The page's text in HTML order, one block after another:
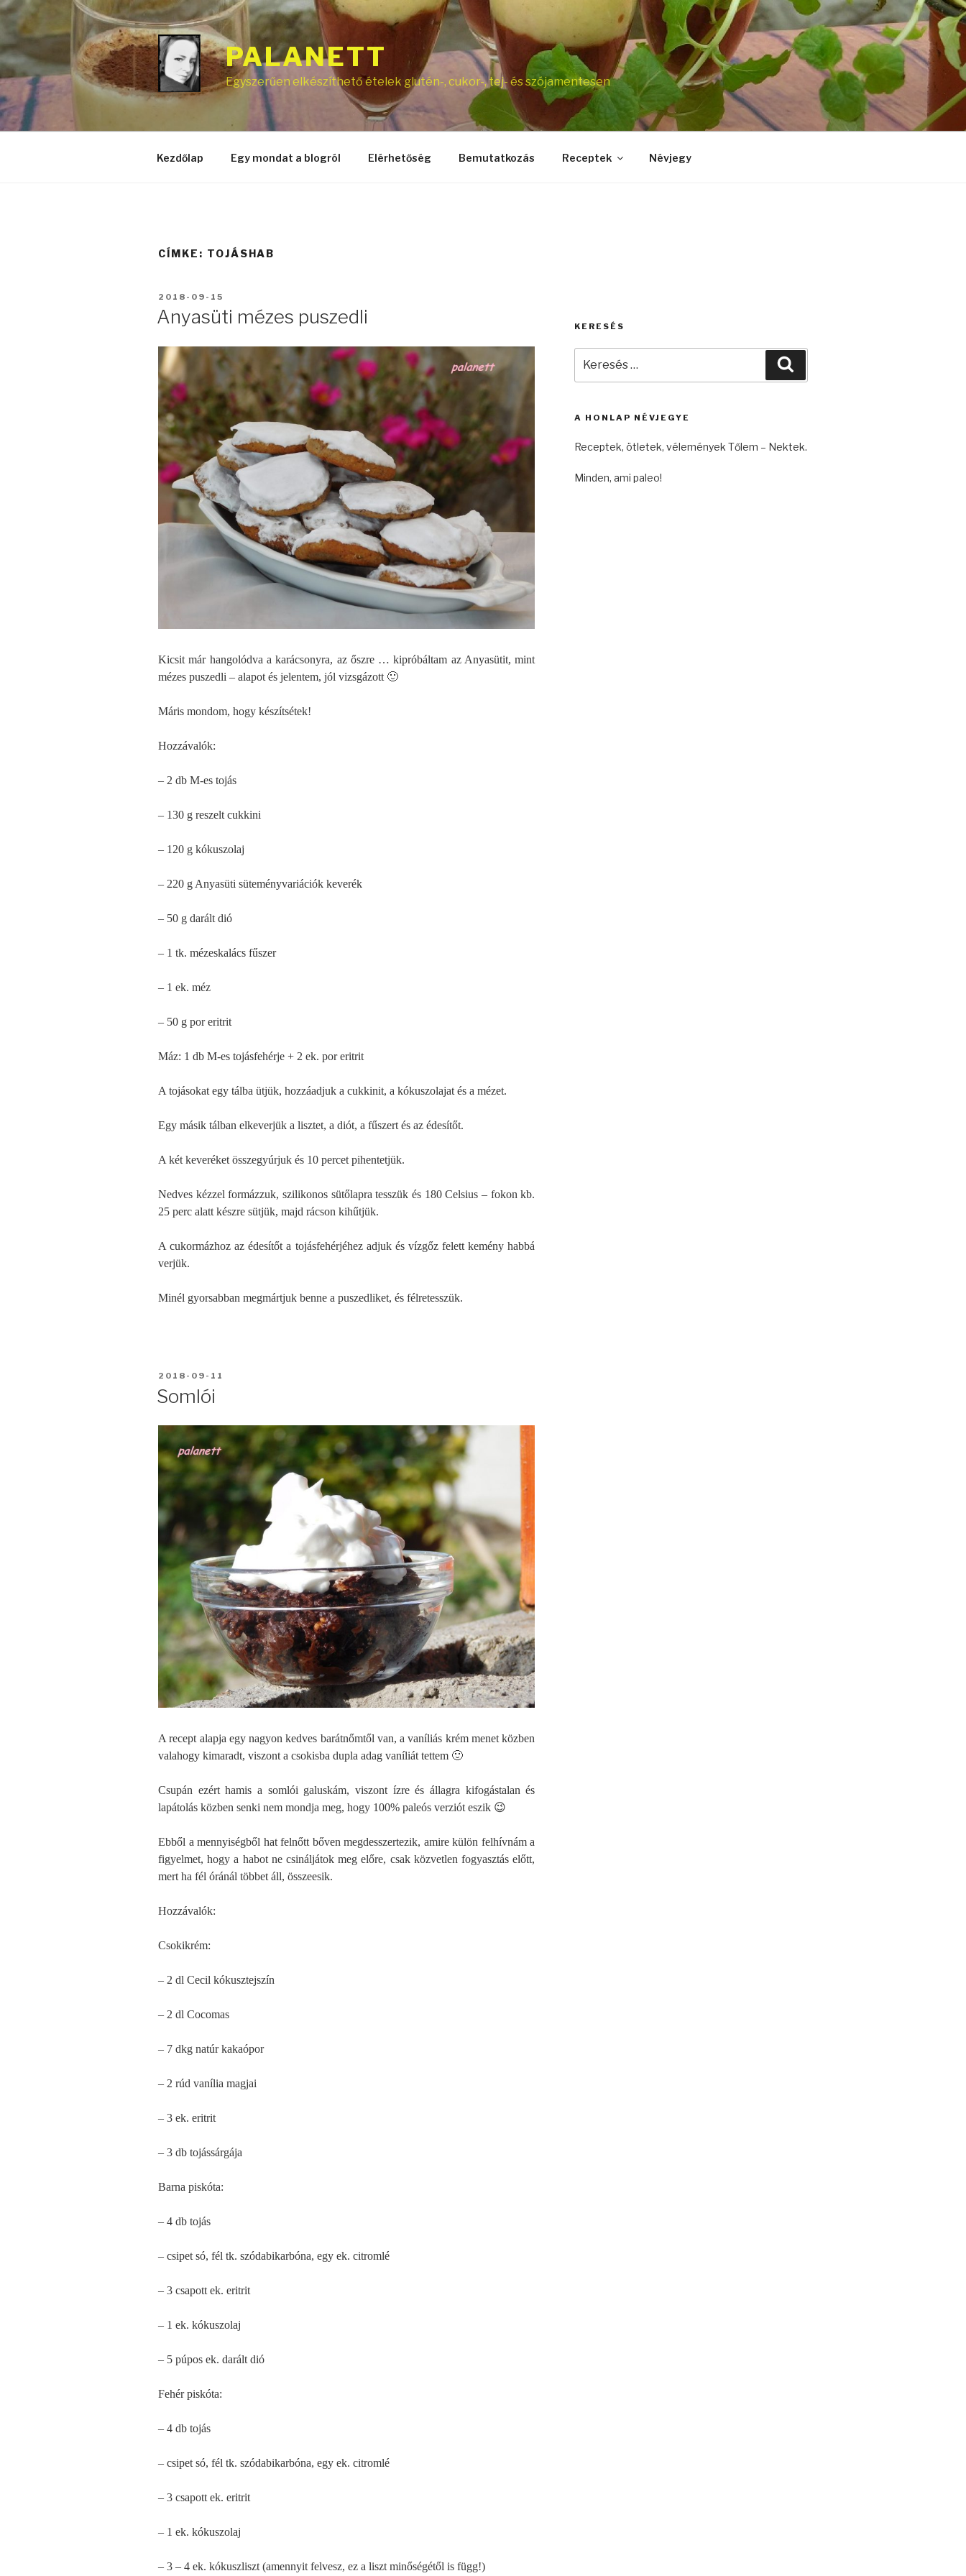
Tartalomhoz
PALANETT
Egyszerűen elkészíthető ételek glutén-, cukor-, tej- és szójamentesen
Kezdőlap Egy mondat a blogról Elérhetőség Bemutatkozás Receptek Névjegy
CÍMKE: TOJÁSHAB
BEKÜLDVE:
2018-09-15
Anyasüti mézes puszedli
Kicsit már hangolódva a karácsonyra, az őszre … kipróbáltam az Anyasütit, mint
mézes puszedli – alapot és jelentem, jól vizsgázott 🙂
Máris mondom, hogy készítsétek!
Hozzávalók:
– 2 db M-es tojás
– 130 g reszelt cukkini
– 120 g kókuszolaj
– 220 g Anyasüti süteményvariációk keverék
– 50 g darált dió
– 1 tk. mézeskalács fűszer
– 1 ek. méz
– 50 g por eritrit
Máz: 1 db M-es tojásfehérje + 2 ek. por eritrit
A tojásokat egy tálba ütjük, hozzáadjuk a cukkinit, a kókuszolajat és a mézet.
Egy másik tálban elkeverjük a lisztet, a diót, a fűszert és az édesítőt.
A két keveréket összegyúrjuk és 10 percet pihentetjük.
Nedves kézzel formázzuk, szilikonos sütőlapra tesszük és 180 Celsius – fokon kb.
25 perc alatt készre sütjük, majd rácson kihűtjük.
A cukormázhoz az édesítőt a tojásfehérjéhez adjuk és vízgőz felett kemény habbá
verjük.
Minél gyorsabban megmártjuk benne a puszedliket, és félretesszük.
BEKÜLDVE:
2018-09-11
Somlói
A recept alapja egy nagyon kedves barátnőmtől van, a vaníliás krém menet közben
valahogy kimaradt, viszont a csokisba dupla adag vaníliát tettem 🙂
Csupán ezért hamis a somlói galuskám, viszont ízre és állagra kifogástalan és
lapátolás közben senki nem mondja meg, hogy 100% paleós verziót eszik 😉
Ebből a mennyiségből hat felnőtt bőven megdesszertezik, amire külön felhívnám a
figyelmet, hogy a habot ne csináljátok meg előre, csak közvetlen fogyasztás előtt,
mert ha fél óránál többet áll, összeesik.
Hozzávalók:
Csokikrém:
– 2 dl Cecil kókusztejszín
– 2 dl Cocomas
– 7 dkg natúr kakaópor
– 2 rúd vanília magjai
– 3 ek. eritrit
– 3 db tojássárgája
Barna piskóta:
– 4 db tojás
– csipet só, fél tk. szódabikarbóna, egy ek. citromlé
– 3 csapott ek. eritrit
– 1 ek. kókuszolaj
– 5 púpos ek. darált dió
Fehér piskóta:
– 4 db tojás
– csipet só, fél tk. szódabikarbóna, egy ek. citromlé
– 3 csapott ek. eritrit
– 1 ek. kókuszolaj
– 3 – 4 ek. kókuszliszt (amennyit felvesz, ez a liszt minőségétől is függ!)
KERESÉS
következő
A HONLAP NÉVJEGYE
Receptek, ötletek, vélemények Tőlem – Nektek.
Minden, ami paleo!